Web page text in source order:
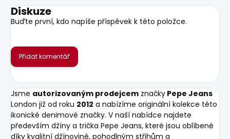
Diskuze
Buďte první, kdo napíše příspěvek k této položce.
Přidat komentář
Jsme autorizovaným prodejcem značky Pepe Jeans
London již od roku 2012 a nabízíme originální kolekce této
ikonické denimové značky. V naší nabídce najdete
především džíny a trička Pepe Jeans, které jsou oblíbené
díky kvalitní džínovině, pohodlným střihům a